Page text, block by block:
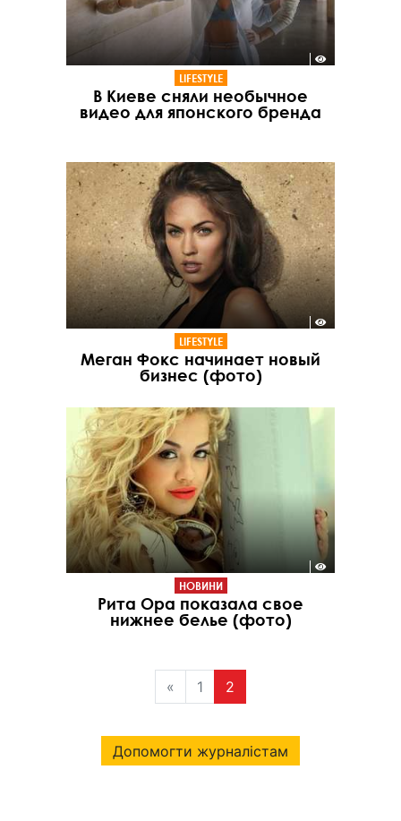
LIFESTYLE
В Киеве сняли необычное
видео для японского бренда
LIFESTYLE
Меган Фокс начинает новый
бизнес (фото)
НОВИНИ
Рита Ора показала свое
нижнее белье (фото)
« 1 2
Допомогти журналістам